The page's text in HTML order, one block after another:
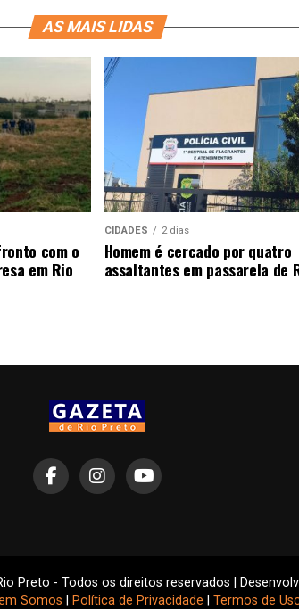
AS MAIS LIDAS
com o
em Rio
CIDADES 2 dias
Homem é cercado por quatro
assaltantes em passarela de
Preto - Todos os direitos reservados |
Somos Política de Privacidade Termos de